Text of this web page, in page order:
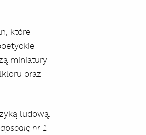
które
miniatury
oraz
ludową.
nr 1